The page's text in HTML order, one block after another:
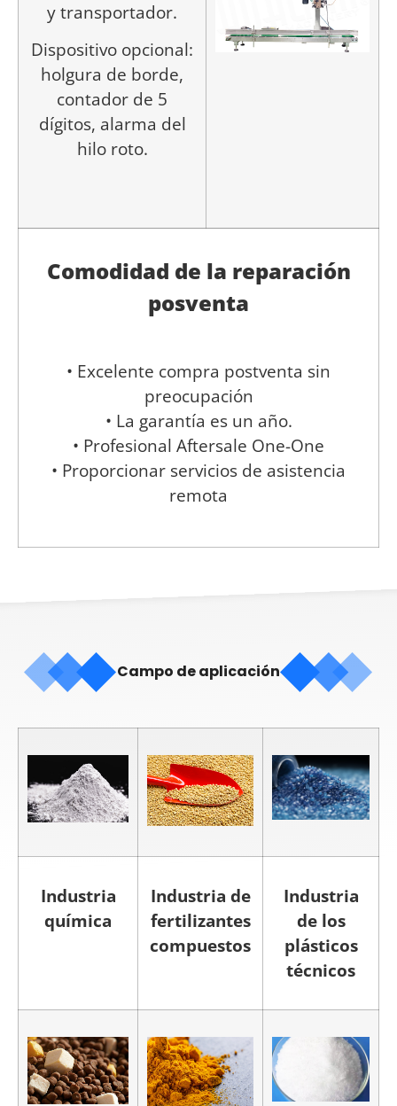
y transportador.
Dispositivo opcional:
holgura de borde,
contador de 5
dígitos, alarma del
hilo roto.
Comodidad de la reparación
posventa
• Excelente compra postventa sin
preocupación
• La garantía es un año.
• Profesional Aftersale One-One
• Proporcionar servicios de asistencia
remota
Campo de aplicación
Industria
química
Industria de
fertilizantes
compuestos
Industria
de los
plásticos
técnicos